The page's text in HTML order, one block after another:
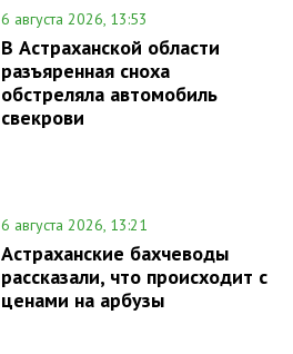
6 августа 2026, 13:53
В Астраханской области
разъяренная сноха
обстреляла автомобиль
свекрови
6 августа 2026, 13:21
Астраханские бахчеводы
рассказали, что происходит с
ценами на арбузы